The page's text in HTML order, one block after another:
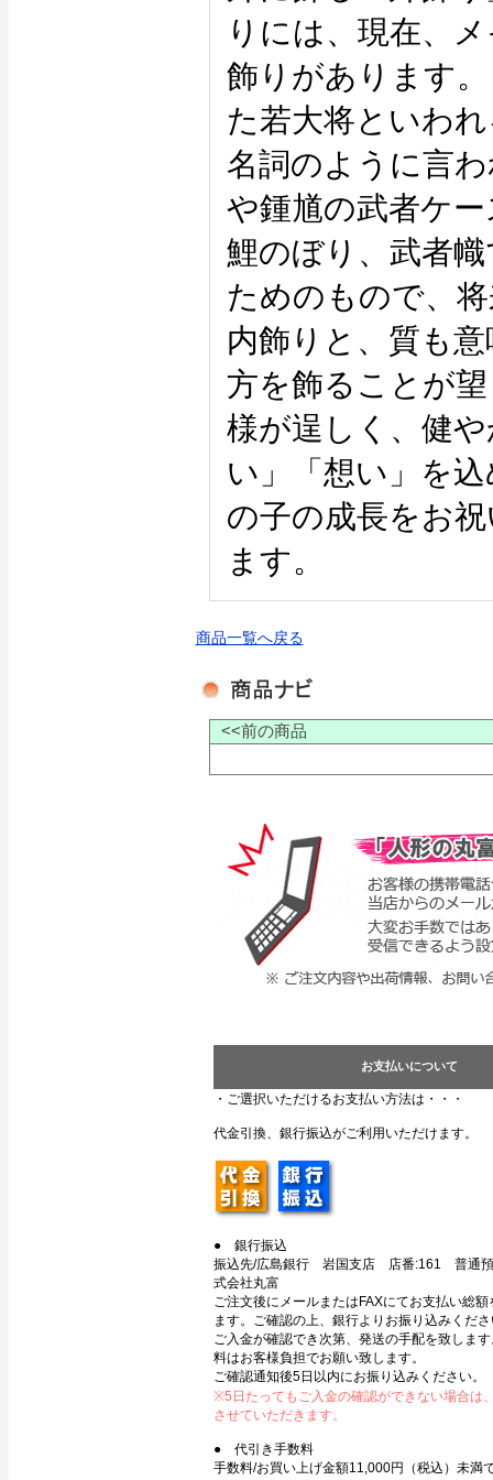
りには、現在、
飾りがあります
た若大将といわ
名詞のように言
や鍾馗の武者ケ
鯉のぼり、武者
ためのもので、
内飾りと、質も
方を飾ることが
様が逞しく、健
い」「想い」を
の子の成長をお
ます。
商品一覧へ戻る
<<前の商品
お支払いについて
・ご選択いただけるお支払い方法は・・・
代金引換、銀行振込がご利用いただけます。
● 銀行振込
振込先/広島銀行 岩国支店 店番:161 普通
式会社丸富
ご注文後にメールまたはFAXにてお支払い総
ます。ご確認の上、銀行よりお振り込みくだ
ご入金が確認でき次第、発送の手配を致しま
料はお客様負担でお願い致します。
ご確認通知後5日以内にお振り込みください。
※5日たってもご入金の確認ができない場合は
させていただきます。
● 代引き手数料
手数料/お買い上げ金額11,000円（税込）未満